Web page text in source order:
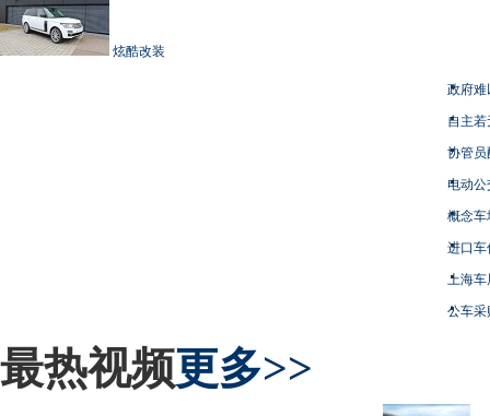
炫酷改装
政府难
自主
协管员
电动
概念车
进口车
上海
公车采
最热视频更多>>